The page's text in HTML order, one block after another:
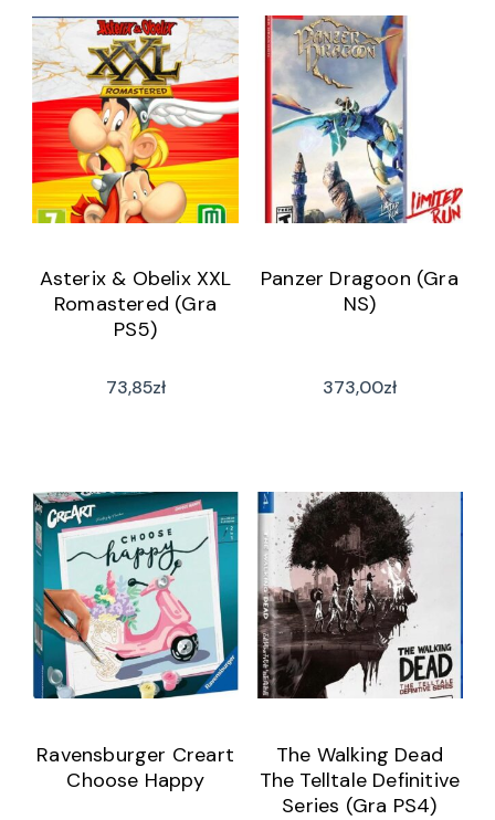
Asterix & Obelix XXL
Romastered (Gra
PS5)
73,85zł
Panzer Dragoon (Gra
NS)
373,00zł
Ravensburger Creart
Choose Happy
The Walking Dead
The Telltale Definitive
Series (Gra PS4)